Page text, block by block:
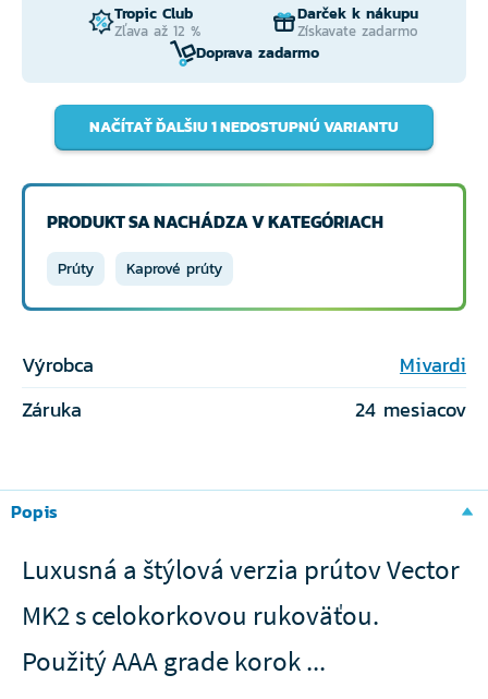
Tropic Club
Zľava až 12 %
Darček k nákupu
Získavate zadarmo
Doprava zadarmo
NAČÍTAŤ ĎALŠIU 1 NEDOSTUPNÚ VARIANTU
PRODUKT SA NACHÁDZA V KATEGÓRIACH
Prúty Kaprové prúty
Výrobca
Mivardi
Záruka
24 mesiacov
Popis
Luxusná a štýlová verzia prútov Vector
MK2 s celokorkovou rukoväťou.
Použitý AAA grade korok ...